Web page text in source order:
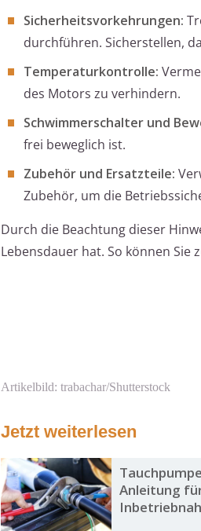
Sicherheitsvorkehrungen:
durchführen. Sicherstellen,
Temperaturkontrolle:
des Motors zu verhindern.
Schwimmerschalter und
frei beweglich ist.
Zubehör und Ersatzteile:
Zubehör, um die
Durch die Beachtung dieser
Lebensdauer hat. So können
Artikelbild: trabachar/Shutterstock
Jetzt weiterlesen
Anleitung